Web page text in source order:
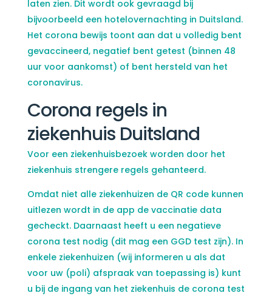
laten zien. Dit wordt ook gevraagd bij
bijvoorbeeld een hotelovernachting in Duitsland.
Het corona bewijs toont aan dat u volledig bent
gevaccineerd, negatief bent getest (binnen 48
uur voor aankomst) of bent hersteld van het
coronavirus.
Corona regels in
ziekenhuis Duitsland
Voor een ziekenhuisbezoek worden door het
ziekenhuis strengere regels gehanteerd.
Omdat niet alle ziekenhuizen de QR code kunnen
uitlezen wordt in de app de vaccinatie data
gecheckt. Daarnaast heeft u een negatieve
corona test nodig (dit mag een GGD test zijn). In
enkele ziekenhuizen (wij informeren u als dat
voor uw (poli) afspraak van toepassing is) kunt
u bij de ingang van het ziekenhuis de corona test